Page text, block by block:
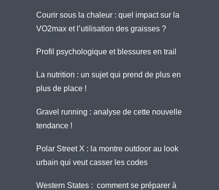
Courir sous la chaleur : quel impact sur la
VO2max et l’utilisation des graisses ?
Profil psychologique et blessures en trail
La nutrition : un sujet qui prend de plus en
plus de place !
Gravel running : analyse de cette nouvelle
tendance !
Polar Street X : la montre outdoor au look
urbain qui veut casser les codes
Western States : comment se préparer à